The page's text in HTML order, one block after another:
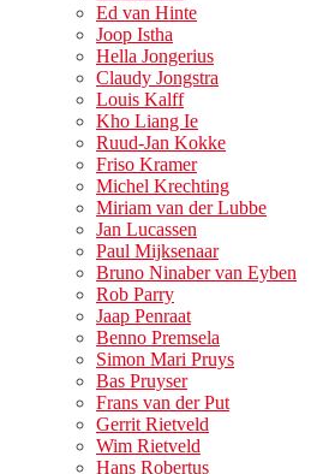
Ed van Hinte
Joop Istha
Hella Jongerius
Claudy Jongstra
Louis Kalff
Kho Liang Ie
Ruud-Jan Kokke
Friso Kramer
Michel Krechting
Miriam van der Lubbe
Jan Lucassen
Paul Mijksenaar
Bruno Ninaber van Eyben
Rob Parry
Jaap Penraat
Benno Premsela
Simon Mari Pruys
Bas Pruyser
Frans van der Put
Gerrit Rietveld
Wim Rietveld
Hans Robertus